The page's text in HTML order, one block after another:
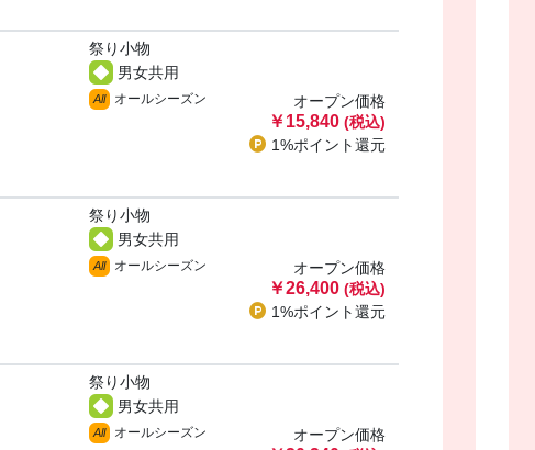
祭り小物
男女共用
All オールシーズン オープン価格
￥15,840 (税込)
1%ポイント還元
祭り小物
男女共用
All オールシーズン オープン価格
￥26,400 (税込)
1%ポイント還元
祭り小物
男女共用
All オールシーズン オープン価格